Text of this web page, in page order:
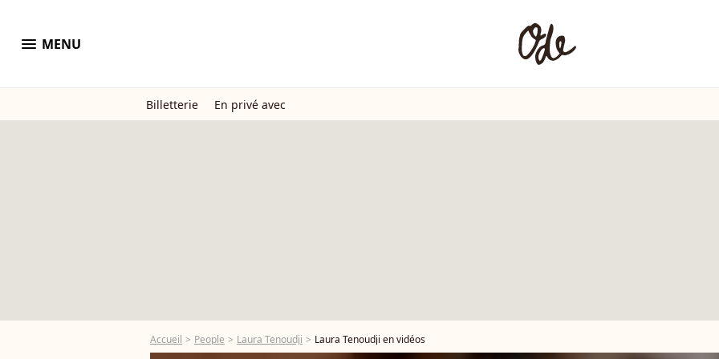
menu MENU
Billetterie En privé avec
Accueil People Laura Tenoudji Laura Tenoudji en vidéos